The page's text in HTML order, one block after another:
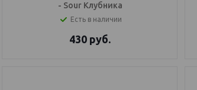
- Sour Клубника
Есть в наличии
430 руб.